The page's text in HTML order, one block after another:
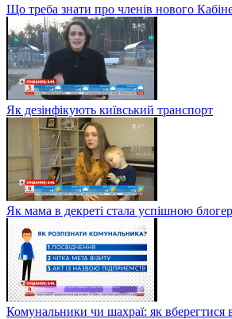
Що треба знати про членів нового
Як дезінфікують київський транспорт
Як мама в декреті стала успішною
Комунальники чи шахраї: як вберегтися